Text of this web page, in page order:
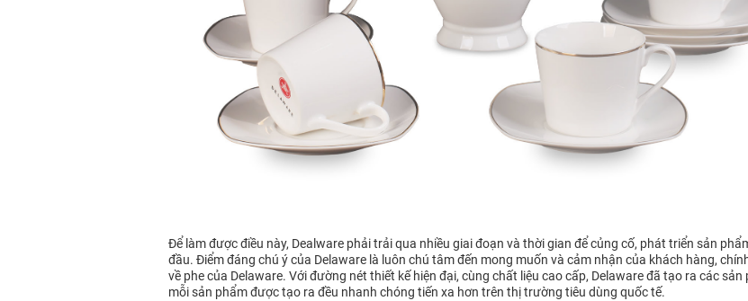
Để làm được điều này, Dealware phải trải qua nhiều giai đoạn và thời gian để củng cố, phát triển sản
đầu. Điểm đáng chú ý của Delaware là luôn chú tâm đến mong muốn và cảm nhận của khách hàng,
về phe của Delaware. Với đường nét thiết kế hiện đại, cùng chất liệu cao cấp, Delaware đã tạo ra các
mỗi sản phẩm được tạo ra đều nhanh chóng tiến xa hơn trên thị trường tiêu dùng quốc tế.